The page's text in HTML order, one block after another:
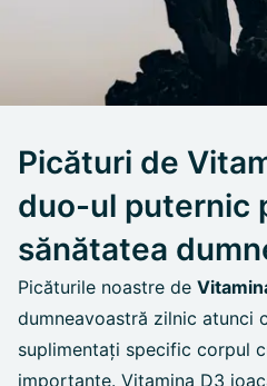
Picături de
duo-ul puternic
sănătatea
Picăturile noastre de
dumneavoastră zilnic atunci
suplimentați specific corpul
importante. Vitamina D3